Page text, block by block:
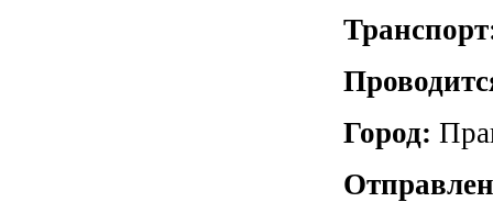
Город: